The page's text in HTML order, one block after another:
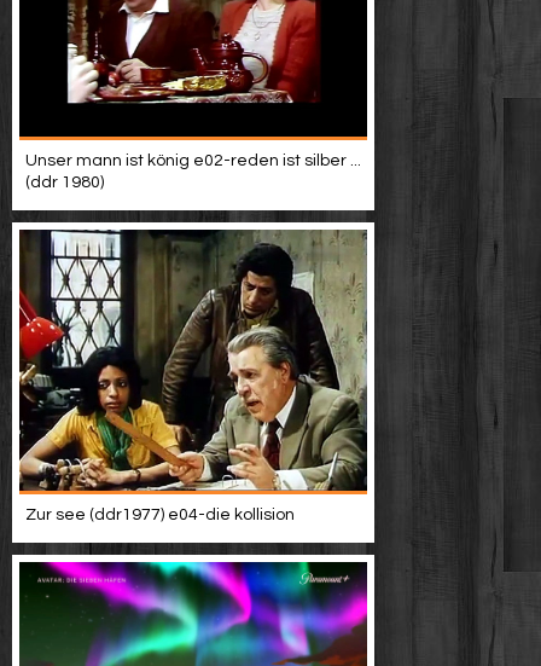
Unser mann ist könig e02-reden ist silber ...
(ddr 1980)
Zur see (ddr1977) e04-die kollision